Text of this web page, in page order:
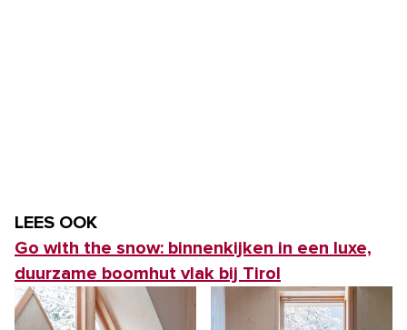
LEES OOK
Go with the snow: binnenkijken in een luxe,
duurzame boomhut vlak bij Tirol